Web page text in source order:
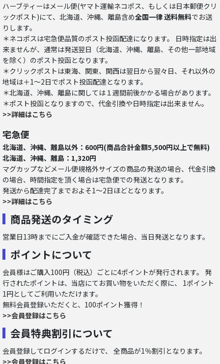
ハーブティーはメール便(ヤマト運輸ネコポス、もしくは日本郵便クリ
ックポスト)にて、北海道、沖縄、離島含め全国一律 送料無料でお送
りします。
＊ネコポスは宅急便品質のポスト投函配達になります。 日時指定は出
来ませんが、通常は発送翌日（北海道、沖縄、離島、その他一部地域
を除く）のポスト投函となります。
＊クリックポストは東海、関東、関西は翌日から翌々日、それ以外の
地域は＋1～2日でポスト投函配達となります。
＊北海道、沖縄、離島に関しては１週間前後かかる場合があります。
＊ポスト投函となりますので、代金引換や日時指定は出来ません。
>>詳細はこちら
宅急便
北海道、沖縄、離島以外：600円(商品合計金額5,500円以上で無料)
北海道、沖縄、離島：1,320円
マグカップなどメール便規格外サイズの商品の発送の場合、代金引換
の場合、時間指定を頂く場合は宅急便での発送となります。
発送から配達完了までおよそ1～2日ほどとなります。
>>詳細はこちら
商品発送のタイミング
営業日13時までにご入金が確認できた場合、当日発送となります。
ポイントについて
会員様はご購入100円（税込）ごとに4ポイントが発行されます。 発
行されたポイントは、当店にてお買い物をいただく際に、 1ポイント
1円としてご利用いただけます。
無料会員登録いただくと、100ポイント獲得！
>>会員登録はこちら
会員特典割引について
会員登録してログインするだけで、 全商品が1％割引となります。
>>会員登録はこちら